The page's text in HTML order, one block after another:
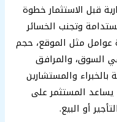
قبل الاستثمار خطوة
وتجنب الخسائر
عوامل مثل الموقع، حجم
السوق، والمرافق
بالخبراء والمستشارين
يساعد المستثمر على
أو البيع.